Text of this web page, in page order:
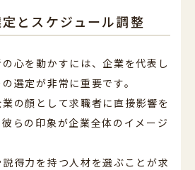
とスケジュール調整
心を動かすには、企業を代表し
選定が非常に重要です。
の顔として求職者に直接影響を
らの印象が企業全体のイメージ
得力を持つ人材を選ぶことが求